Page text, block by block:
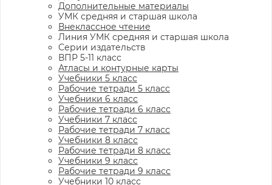
Дополнительные материалы
УМК средняя и старшая школа
Внеклассное чтение
Линия УМК средняя и старшая школа
Серии издательств
ВПР 5-11 класс
Атласы и контурные карты
Учебники 5 класс
Рабочие тетради 5 класс
Учебники 6 класс
Рабочие тетради 6 класс
Учебники 7 класс
Рабочие тетради 7 класс
Учебники 8 класс
Рабочие тетради 8 класс
Учебники 9 класс
Рабочие тетради 9 класс
Учебники 10 класс